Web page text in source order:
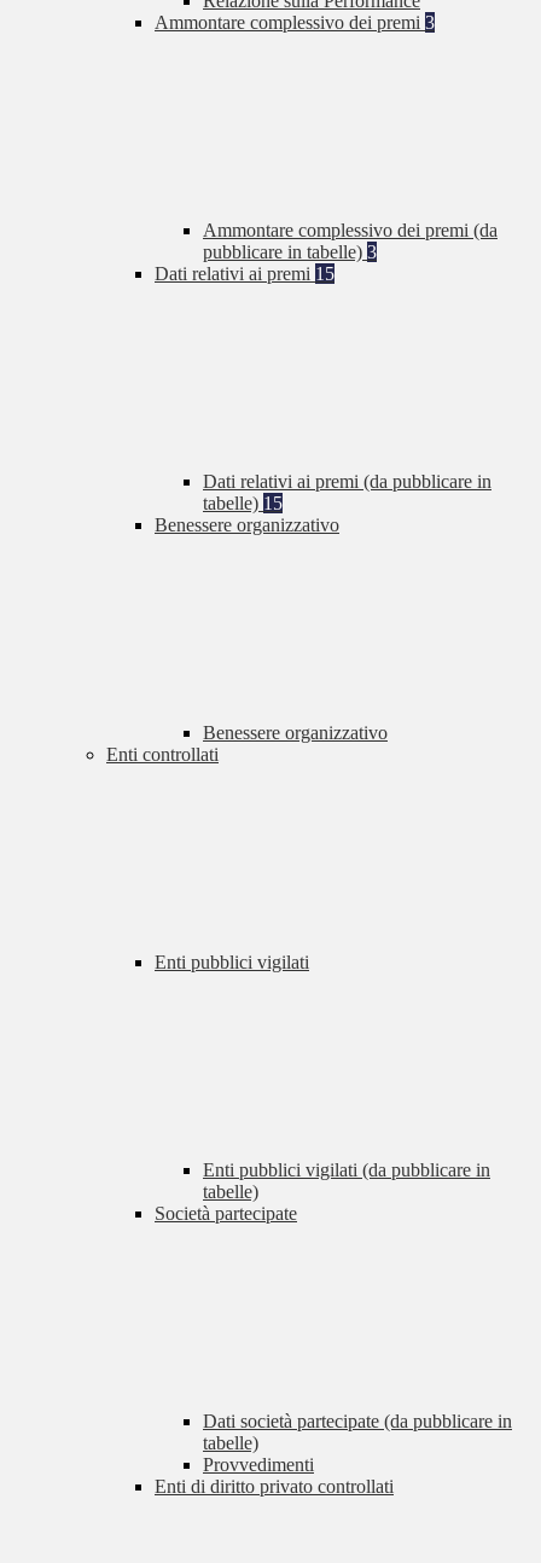
Ammontare complessivo dei premi 3
Ammontare complessivo dei premi (da
pubblicare in tabelle) 3
Dati relativi ai premi 15
Dati relativi ai premi (da pubblicare in
tabelle) 15
Benessere organizzativo
Benessere organizzativo
Enti controllati
Enti pubblici vigilati
Enti pubblici vigilati (da pubblicare in
tabelle)
Società partecipate
Dati società partecipate (da pubblicare in
tabelle)
Provvedimenti
Enti di diritto privato controllati